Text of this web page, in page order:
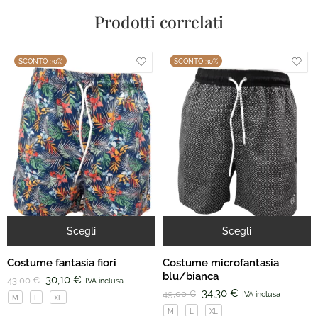
Prodotti correlati
SCONTO 30%
Scegli
Costume fantasia fiori
43,00€ 30,10 € IVA inclusa
M XL
SCONTO 30%
Scegli
Costume microfantasia
blu/bianca
49,00€ 34,30 € IVA inclusa
M XL